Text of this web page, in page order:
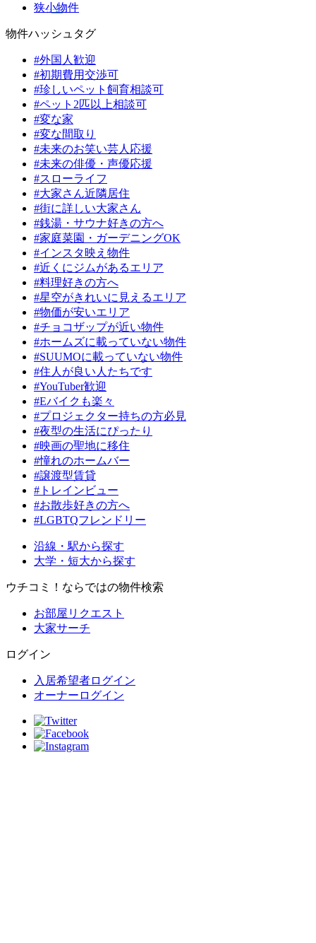
狭小物件
物件ハッシュタグ
#外国人歓迎
#初期費用交渉可
#珍しいペット飼育相談可
#ペット2匹以上相談可
#変な家
#変な間取り
#未来のお笑い芸人応援
#未来の俳優・声優応援
#スローライフ
#大家さん近隣居住
#街に詳しい大家さん
#銭湯・サウナ好きの方へ
#家庭菜園・ガーデニングOK
#インスタ映え物件
#近くにジムがあるエリア
#料理好きの方へ
#星空がきれいに見えるエリア
#物価が安いエリア
#チョコザップが近い物件
#ホームズに載っていない物件
#SUUMOに載っていない物件
#住人が良い人たちです
#YouTuber歓迎
#Eバイクも楽々
#プロジェクター持ちの方必見
#夜型の生活にぴったり
#映画の聖地に移住
#憧れのホームバー
#譲渡型賃貸
#トレインビュー
#お散歩好きの方へ
#LGBTQフレンドリー
沿線・駅から探す
大学・短大から探す
ウチコミ！ならではの物件検索
お部屋リクエスト
大家サーチ
ログイン
入居希望者ログイン
オーナーログイン